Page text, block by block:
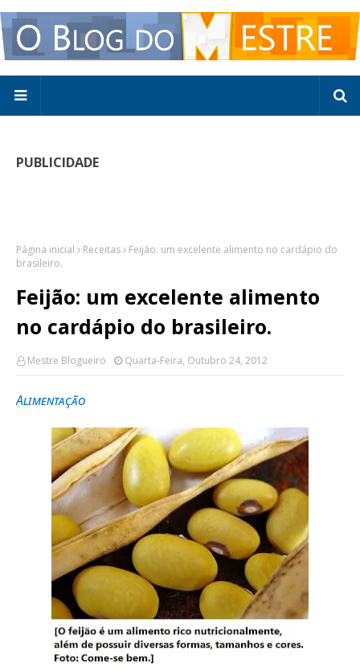
PUBLICIDADE
Página inicial Receitas
Feijão: um excelente alimento no cardápio do
brasileiro.
Feijão: um excelente alimento
no cardápio do brasileiro.
Mestre Blogueiro Quarta-Feira, Outubro 24, 2012
Alimentação